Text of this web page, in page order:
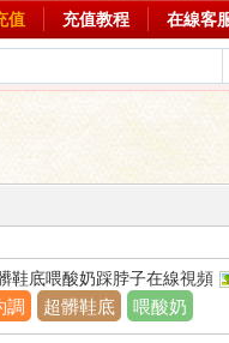
值 充值教程 在線客
鞋底喂酸奶踩脖子在線視頻
調 超髒鞋底 喂酸奶